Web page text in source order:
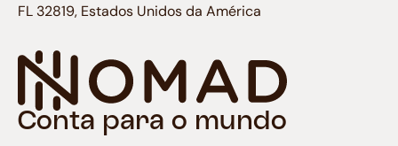
Conta para o mundo
FL 32819, Estados Unidos da América